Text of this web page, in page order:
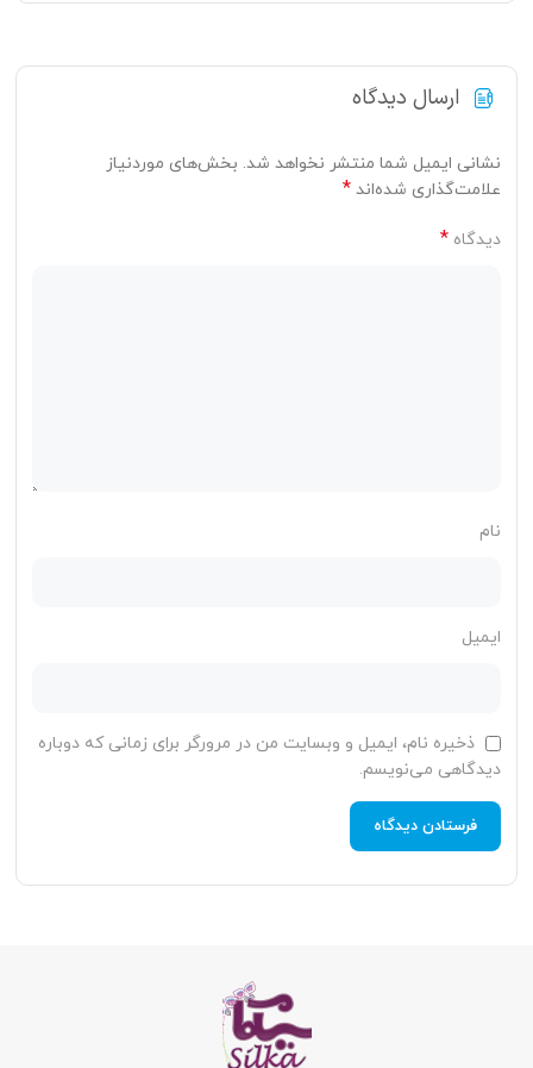
ارسال دیدگاه
نشانی ایمیل شما منتشر نخواهد شد. بخش‌های موردنیاز
علامت‌گذاری شده‌اند *
دیدگاه *
نام
ایمیل
ذخیره نام، ایمیل و وبسایت من در مرورگر برای زمانی که دوباره
دیدگاهی می‌نویسم.